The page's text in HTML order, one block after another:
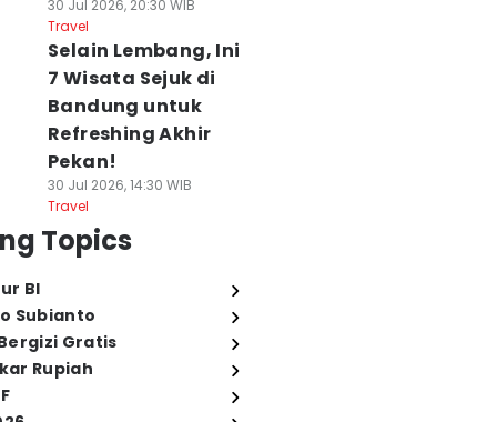
30 Jul 2026, 20:30 WIB
Travel
Selain Lembang, Ini
7 Wisata Sejuk di
Bandung untuk
Refreshing Akhir
Pekan!
30 Jul 2026, 14:30 WIB
Travel
Topics
BI
Subianto
Gratis
Rupiah